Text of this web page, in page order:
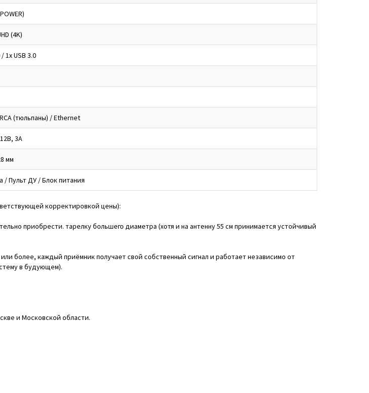
(4K)
1x USB 3.0
(тюльпаны) / Ethernet
3А
мм
/ Пульт ДУ / Блок питания
корректировкой цены):
приобрести. тарелку большего диаметра (хотя и на антенну 55 см принимается устойчивый
более, каждый приёмник получает свой собственный сигнал и работает независимо от
в будующем).
и Московской области.